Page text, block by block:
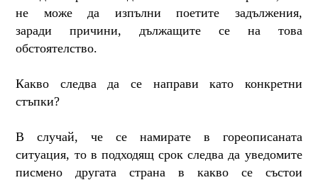
не може да изпълни поетите задължения,
заради причини, дължащите се на това
обстоятелство.
Какво следва да се направи като конкретни
стъпки?
В случай, че се намирате в гореописаната
ситуация, то в подходящ срок следва да уведомите
писмено другата страна в какво се състои